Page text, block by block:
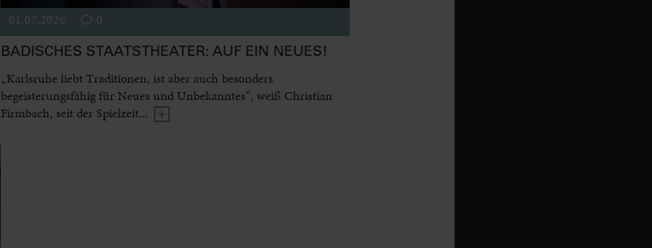
01.07.2026 0
BADISCHES STAATSTHEATER: AUF EIN NEUES!
„Karlsruhe liebt Traditionen, ist aber auch besonders
begeisterungsfähig für Neues und Unbekanntes“, weiß Christian
Firmbach, seit der Spielzeit...